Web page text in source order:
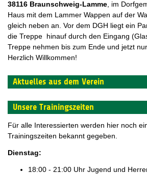
38116 Braunschweig-Lamme , im
Haus mit dem Lammer Wappen auf der
gleich neben an. Vor dem DGH liegt ein
die Treppe hinauf durch den Eingang
Treppe nehmen bis zum Ende und jetzt
Herzlich Willkommen!
Aktuelles aus dem Verein
Unsere Trainingszeiten
Für alle Interessierten werden hier noch
Trainingszeiten bekannt gegeben.
Dienstag:
18:00 - 21:00 Uhr Jugend und